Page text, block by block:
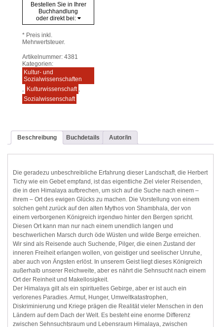
Bestellen Sie in Ihrer
Buchhandlung
oder direkt bei:
* Preis inkl.
Mehrwertsteuer.
Artikelnummer: 4381
Kategorien:
Kultur- und
Sozialwissenschaften
, Kulturwissenschaft ,
Sozialwissenschaft
Beschreibung Buchdetails Autor/in
Die geradezu unbeschreibliche Erfahrung dieser Landschaft, die Herbert
Tichy wie ein Gebet empfand, ist das eigentliche Ziel vieler Reisenden,
die in den Himalaya aufbrechen, um sich auf die Suche nach einem –
ihrem – Ort des ewigen Glücks zu machen. Die Vorstellung von einem
solchen geht zurück auf den alten Mythos von Shambhala, der von
einem verborgenen Königreich irgendwo hinter den Bergen spricht.
Diesen Ort kann man nur nach einem unendlich langen und
beschwerlichen Marsch durch öde Wüsten und wilde Berge erreichen.
Wir sind als Reisende auch Suchende, Pilger, die einen Zustand der
inneren Freiheit erlangen wollen, von geistiger und seelischer Unruhe,
aber auch von Ängsten erlöst. In unserem Geist liegt dieses Königreich
außerhalb unserer Reichweite, aber es nährt die Sehnsucht nach einem
Ort der Reinheit und Makellosigkeit.
Der Himalaya gilt als ein spirituelles Gebirge, aber er ist auch ein
verlorenes Paradies. Armut, Hunger, Umweltkatastrophen,
Diskriminierung und Kriege prägen die Realität vieler Menschen in den
Ländern auf dem Dach der Welt. Es besteht eine enorme Differenz
zwischen Sehnsuchtsraum und Lebensraum Himalaya, zwischen